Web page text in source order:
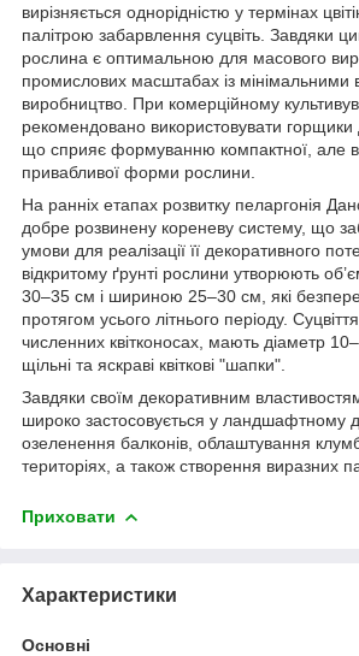
вирізняється однорідністю у термінах
палітрою забарвлення суцвіть. Завдяки
рослина є оптимальною для масового
промислових масштабах із мінімальними
виробництво. При комерційному
рекомендовано використовувати горщики
що сприяє формуванню компактної, але
привабливої форми рослини.
На ранніх етапах розвитку пеларгонія
добре розвинену кореневу систему, що
умови для реалізації її декоративного
відкритому ґрунті рослини утворюють
30–35 см і шириною 25–30 см, які
протягом усього літнього періоду.
численних квітконосах, мають діаметр
щільні та яскраві квіткові "шапки".
Завдяки своїм декоративним
широко застосовується у ландшафтному
озеленення балконів, облаштування
територіях, а також створення виразних
Приховати
Характеристики
Основні